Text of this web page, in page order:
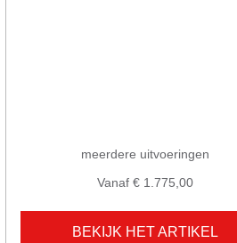
meerdere uitvoeringen
Vanaf € 1.775,00
BEKIJK HET ARTIKEL